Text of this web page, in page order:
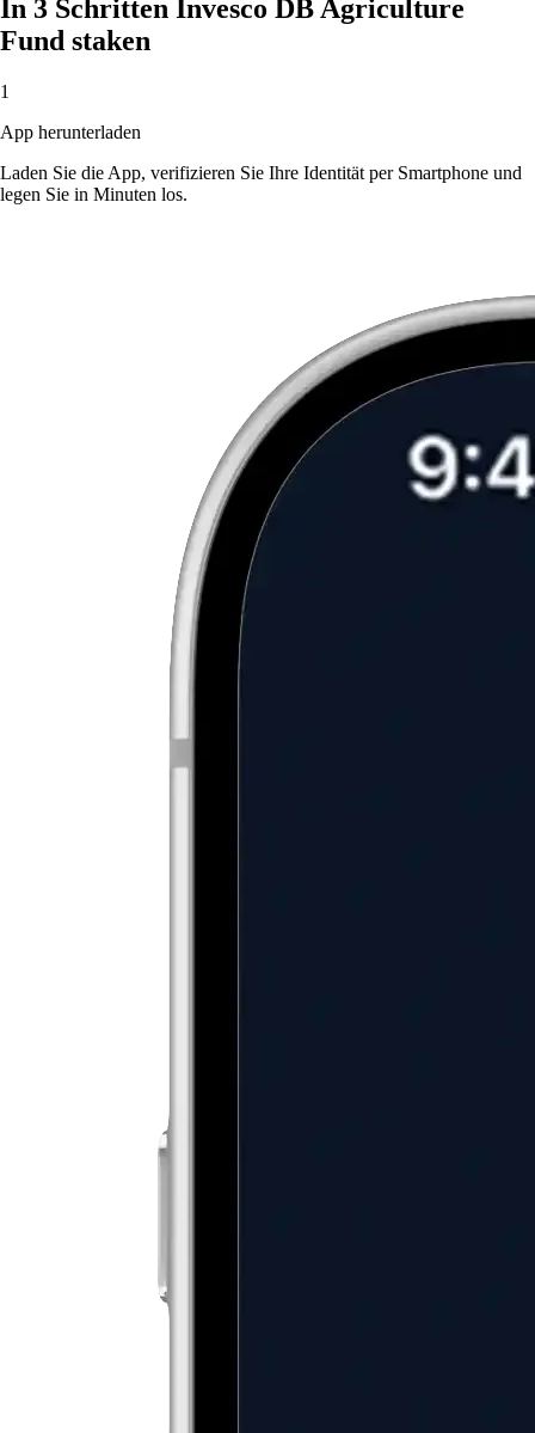
In 3 Schritten Invesco DB Agriculture
Fund staken
1
App herunterladen
Laden Sie die App, verifizieren Sie Ihre Identität per Smartphone und
legen Sie in Minuten los.